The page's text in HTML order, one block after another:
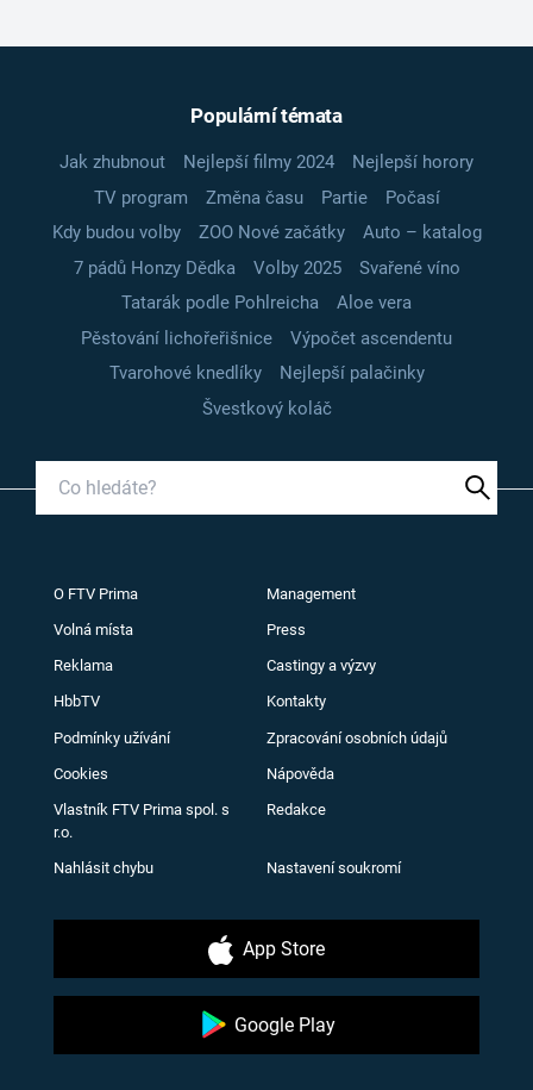
Populární témata
Jak zhubnout Nejlepší filmy 2024
Nejlepší horory
TV program
Změna času Partie
Počasí
Kdy budou volby
ZOO Nové začátky
Auto – katalog
7 pádů Honzy Dědka
Volby 2025
Svařené víno
Tatarák podle Pohlreicha
Aloe vera
Pěstování lichořeřišnice
Výpočet ascendentu
Tvarohové knedlíky
Nejlepší palačinky
Švestkový koláč
O FTV Prima Management
Volná místa Press
Reklama Castingy a výzvy
HbbTV Kontakty
Podmínky užívání Zpracování osobních údajů
Cookies Nápověda
Vlastník FTV Prima spol. s
r.o.
Redakce
Nahlásit chybu Nastavení soukromí
App Store
Google Play